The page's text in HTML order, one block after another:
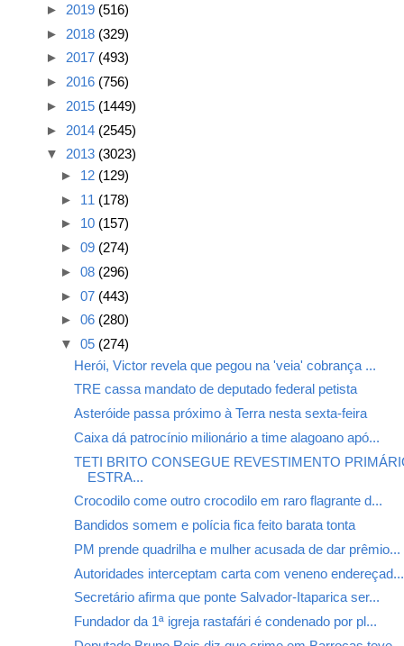
► 2019 (516)
► 2018 (329)
► 2017 (493)
► 2016 (756)
► 2015 (1449)
► 2014 (2545)
▼ 2013 (3023)
► 12 (129)
► 11 (178)
► 10 (157)
► 09 (274)
► 08 (296)
► 07 (443)
► 06 (280)
▼ 05 (274)
Herói, Victor revela que pegou na 'veia' cobrança ...
TRE cassa mandato de deputado federal petista
Asteróide passa próximo à Terra nesta sexta-feira
Caixa dá patrocínio milionário a time alagoano apó...
TETI BRITO CONSEGUE REVESTIMENTO
ESTRA...
Crocodilo come outro crocodilo em raro flagrante d...
Bandidos somem e polícia fica feito barata tonta
PM prende quadrilha e mulher acusada de dar prêmio...
Autoridades interceptam carta com veneno endereçad...
Secretário afirma que ponte Salvador-Itaparica ser...
Fundador da 1ª igreja rastafári é condenado por pl...